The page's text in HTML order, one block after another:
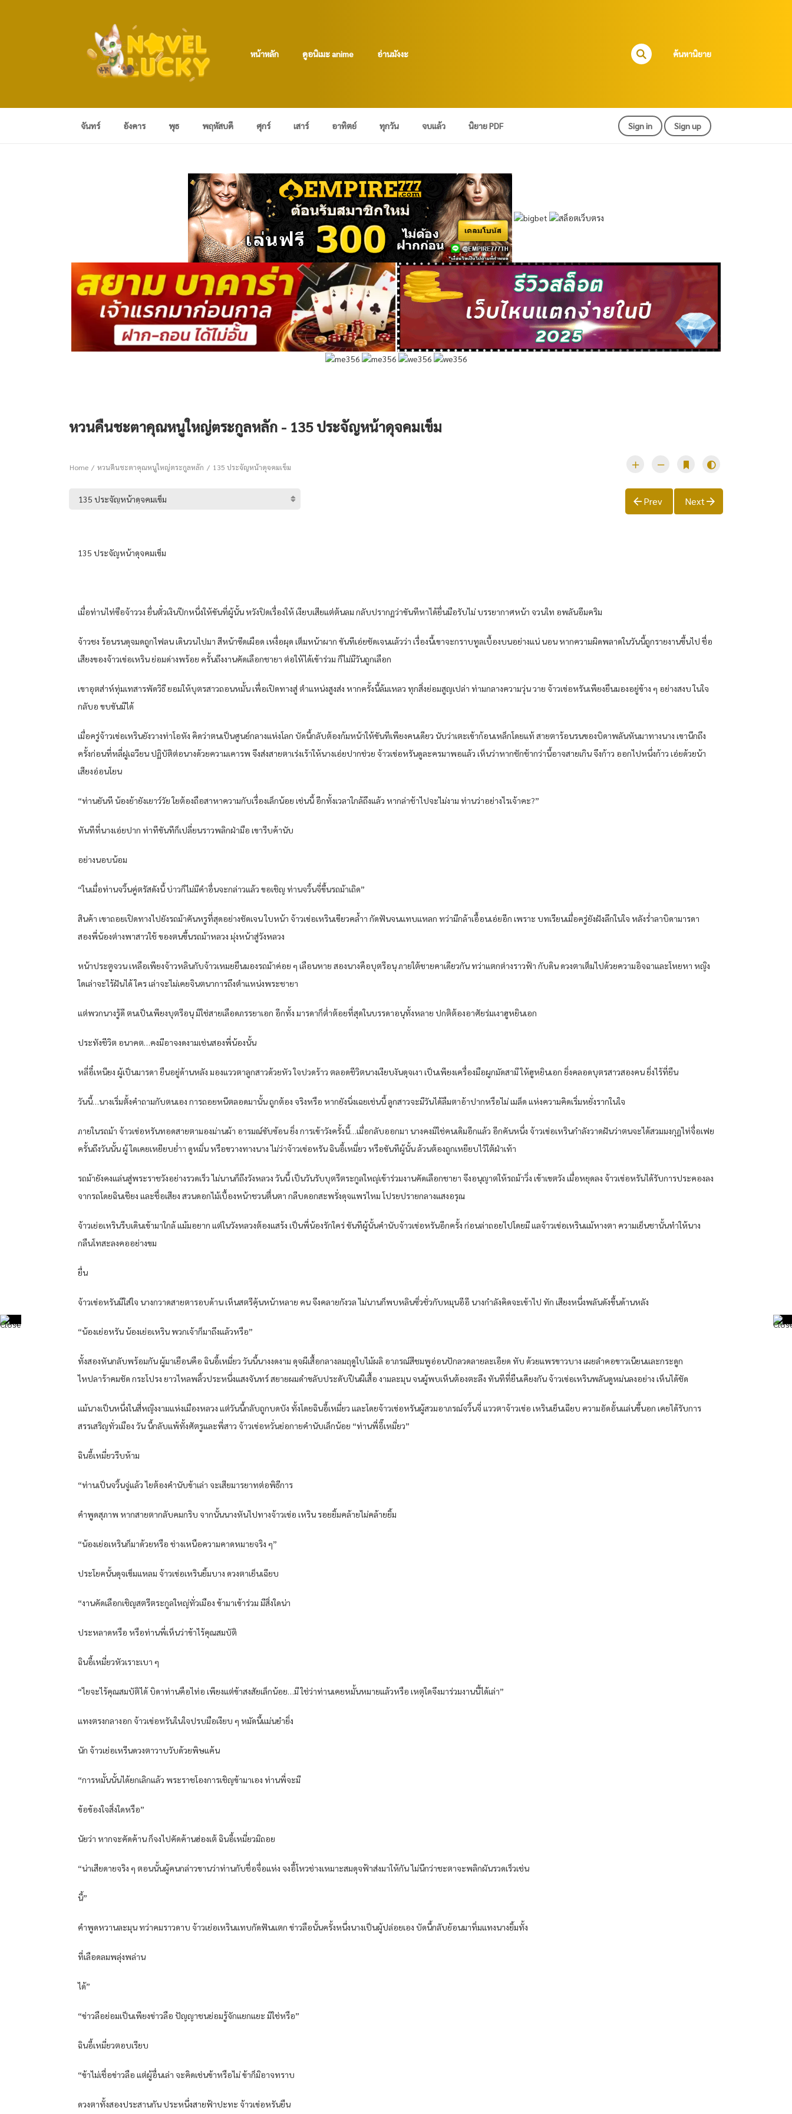
หน้าหลัก ดูอนิเมะ anime อ่านมังงะ ค้นหานิยาย
จันทร์ อังคาร พุธ พฤหัสบดี ศุกร์ เสาร์ อาทิตย์ ทุกวัน จบแล้ว นิยาย PDF Sign in Sign up
หวนคืนชะตาคุณหนูใหญ่ตระกูลหลัก - 135 ประจัญหน้าดุจคมเข็ม
Home หวนคืนชะตาคุณหนูใหญ่ตระกูลหลัก 135 ประจัญหน้าดุจคมเข็ม
Prev Next
135 ประจัญหน้าดุจคมเข็ม
เมื่อท่านไท่ซือจ้าววง ยื่นตั๋วเงินปีกหนึ่งให้ขันที่ผู้นั้น หวังปิดเรื่องให้ เงียบเสียแต่ต้นลม กลับปรากฏว่าขันทีหาได้ยื่นมือรับไม่ บรรยากาศหน้า จวนใท อพลันอึมคริม
จ้าวชง ร้อนรนดุจมดถูกไฟลน เดินวนไปมา สีหน้าซีดเผือด เหงื่อผุด เต็มหน้าผาก ขันทีเอ่ยชัดเจนแล้วว่า เรื่องนี้เขาจะกราบทูลเบื้องบนอย่างแน่ นอน หากความผิดพลาดในวันนี้ถูกรายงานขึ้นไป ชื่อ
เสียงของจ้าวเข่อเหริน ย่อมด่างพร้อย ครั้นถึงงานคัดเลือกชายา ต่อให้ได้เข้าร่วม ก็ไม่มีวันถูกเลือก
เขาอุตส่าห์ทุ่มเทสารพัดวิธี ยอมให้บุตรสาวถอนหมั้น เพื่อเปิดทางสู่ ตําแหน่งสูงส่ง หากครั้งนี้ล้มเหลว ทุกสิ่งย่อมสูญเปล่า ท่ามกลางความวุ่น วาย จ้าวเข่อหรันเพียงยืนมองอยู่ข้าง ๆ อย่างสงบ ในใจ
กลับอ ขบขันมิได้
เมื่อครู่จ้าวเข่อเหรินยังวางท่าโอหัง คิดว่าตนเป็นศูนย์กลางแห่งโลก บัดนี้กลับต้องก้มหน้าให้ขันทีเพียงคนเดียว นับว่าเตะเข้าก้อนเหล็กโดยแท้ สายตาร้อนรนของบิดาพลันหันมาทางนาง เขานึกถึง
ครั้งก่อนที่หลี่ฝูเฉวียน ปฏิบัติต่อนางด้วยความเคารพ จึงส่งสายตาเร่งเร้าให้นางเอ่ยปากช่วย จ้าวเข่อหรันดูละครมาพอแล้ว เห็นว่าหากชักช้ากว่านี้อาจสายเกิน จึงก้าว ออกไปหนึ่งก้าว เอ่ยด้วยน้า
เสียงอ่อนโยน
“ท่านยันหี น้องย้ายังเยาว์วัย ใยต้องถือสาหาความกับเรื่องเล็กน้อย เช่นนี้ อีกทั้งเวลาใกล้ถึงแล้ว หากล่าช้าไปจะไม่งาม ท่านว่าอย่างไรเจ้าคะ?”
ทันทีที่นางเอ่ยปาก ท่าทีขันทีก็เปลี่ยนราวพลิกฝ่ามือ เขารีบค้านับ
อย่างนอบน้อม
“ในเมื่อท่านจวิ้นคู่ตรัสดังนี้ บ่าวก็ไม่มีคําอื่นจะกล่าวแล้ว ขอเชิญ ท่านจวิ้นจี่ขึ้นรถม้าเถิด”
สินค้า เขาถอยเปิดทางไปยังรถม้าคันหรูที่สุดอย่างชัดเจน ใบหน้า จ้าวเข่อเหรินเขียวคล้ําา กัดฟันจนแทบแหลก ทว่ามีกล้าเอื้อนเอ่ยอีก เพราะ บทเรียนเมื่อครู่ยังฝังลึกในใจ หลังร่ําลาบิดามารดา
สองพี่น้องต่างพาสาวใช้ ของตนขึ้นรถม้าหลวง มุ่งหน้าสู่วังหลวง
หน้าประตูจวน เหลือเพียงจ้าวหลินกับจ้าวเหมยยืนมองรถม้าค่อย ๆ เลือนหาย สองนางคือบุตรีอนุ ภายใต้ชายคาเดียวกัน ทว่าแตกต่างราวฟ้า กับดิน ดวงตาเต็มไปด้วยความอิจฉาและโหยหา หญิง
ใดเล่าจะไร้ฝันได้ ใคร เล่าจะไม่เคยจินตนาการถึงตําแหน่งพระชายา
แต่พวกนางรู้ดี ตนเป็นเพียงบุตรีอนุ มิใช่สายเลือดภรรยาเอก อีกทั้ง มารดาก็ต่ําต้อยที่สุดในบรรดาอนุทั้งหลาย ปกติต้องอาศัยร่มเงาฮูหยินเอก
ประทังชีวิต อนาคต…คงมีอาจงดงามเช่นสองพี่น้องนั้น
หลี่อี๋เหนียง ผู้เป็นมารดา ยืนอยู่ด้านหลัง มองแววตาลูกสาวด้วยหัว ใจปวดร้าว ตลอดชีวิตนางเงียบงันดุจเงา เป็นเพียงเครื่องมือผูกมัดสามี ให้ฮูหยินเอก ยิ่งคลอดบุตรสาวสองคน ยิ่งไร้ที่ยืน
วันนี้…นางเริ่มตั้งคําถามกับตนเอง การถอยหนีตลอดมานั้น ถูกต้อง จริงหรือ หากยังนิ่งเฉยเช่นนี้ ลูกสาวจะมีวันได้ลืมตาอ้าปากหรือไม่ เมล็ด แห่งความคิดเริ่มหยั่งรากในใจ
ภายในรถม้า จ้าวเข่อหรันทอดสายตามองม่านผ้า อารมณ์ซับซ้อน ยิ่ง การเข้าวังครั้งนี้…เมื่อกลับออกมา นางคงมิใช่คนเดิมอีกแล้ว อีกคันหนึ่ง จ้าวเข่อเหรินกําลังวาดฝันว่าตนจะได้สวมมงกุฎไท่จื่อเฟย
ครั้นถึงวันนั้น ผู้ ใดเคยเหยียบย่ําา ดูหมิ่น หรือขวางทางนาง ไม่ว่าจ้าวเข่อหรัน ฉินอี้เหมี่ยว หรือขันทีผู้นั้น ล้วนต้องถูกเหยียบไว้ใต้ฝ่าเท้า
รถม้ายังคงแล่นสู่พระราชวังอย่างรวดเร็ว ไม่นานก็ถึงวังหลวง วันนี้ เป็นวันรับบุตรีตระกูลใหญ่เข้าร่วมงานคัดเลือกชายา จึงอนุญาตให้รถม้าวิ่ง เข้าเขตวัง เมื่อหยุดลง จ้าวเข่อหรันได้รับการประคองลง
จากรถโดยฉินเชียง และชื่อเสียง สวนดอกไม้เบื้องหน้าชวนตื่นตา กลีบดอกสะพรั่งดุจแพรไหม โปรยปรายกลางแสงอรุณ
จ้าวเย่อเหรินรีบเดินเข้ามาใกล้ แม้มอยาก แต่ในวังหลวงต้องแสร้ง เป็นพี่น้องรักใคร่ ขันทีผู้นั้นคํานับจ้าวเข่อหรันอีกครั้ง ก่อนล่าถอยไปโดยมี แลจ้าวเข่อเหรินแม้หางตา ความเย็นชานั้นทําให้นาง
กลืนโทสะลงคออย่างขม
ยื่น
จ้าวเข่อหรันมีใส่ใจ นางกวาดสายตารอบด้าน เห็นสตรีคุ้นหน้าหลาย คน จึงคลายกังวล ไม่นานก็พบหลินซิ่วชั่วกับหมุนอีอี นางกําลังคิดจะเข้าไป ทัก เสียงหนึ่งพลันดังขึ้นด้านหลัง
“น้องเย่อหรัน น้องเย่อเหริน พวกเจ้าก็มาถึงแล้วหรือ”
ทั้งสองหันกลับพร้อมกัน ผู้มาเยือนคือ ฉินอี้เหมี่ยว วันนี้นางงดงาม ดุจผีเสื้อกลางลมฤดูใบไม้ผลิ อาภรณ์สีชมพูอ่อนปักลวดลายละเอียด ทับ ด้วยแพรขาวบาง เผยลําคอขาวเนียนและกระดูก
ไหปลาร้าคมชัด กระโปรง ยาวไหลพลิ้วประหนึ่งแสงจันทร์ สยายผมดําขลับประดับปีนผีเสื้อ งามละมุน จนผู้พบเห็นต้องตะลึง ทันทีที่ยืนเคียงกัน จ้าวเข่อเหรินพลันดูหม่นลงอย่าง เห็นได้ชัด
แม้นางเป็นหนึ่งในสี่หญิงงามแห่งเมืองหลวง แต่วันนี้กลับถูกบดบัง ทั้งโดยฉินอี้เหมี่ยว และโดยจ้าวเข่อหรันผู้สวมอาภรณ์จวิ้นจี่ แววตาจ้าวเข่อ เหรินเย็นเฉียบ ความอัดอั้นแล่นขึ้นอก เคยได้รับการ
สรรเสริญทั่วเมือง วัน นี้กลับแพ้ทั้งศัตรูและพี่สาว จ้าวเข่อหวั่นย่อกายคํานับเล็กน้อย “ท่านพี่อี๊เหมี่ยว”
ฉินอี้เหมี่ยวรีบห้าม
“ท่านเป็นจวิ้นจู่แล้ว ไยต้องคํานับข้าเล่า จะเสียมารยาทต่อพิธีการ
คําพูดสุภาพ หากสายตากลับคมกริบ จากนั้นนางหันไปทางจ้าวเข่อ เหริน รอยยิ้มคล้ายไม่คล้ายยิ้ม
“น้องเย่อเหรินก็มาด้วยหรือ ช่างเหนือความคาดหมายจริง ๆ”
ประโยคนั้นดุจเข็มแหลม จ้าวเข่อเหรินยิ้มบาง ดวงตาเย็นเฉียบ
“งานคัดเลือกเชิญสตรีตระกูลใหญ่ทั่วเมือง ข้ามาเข้าร่วม มีสิ่งใดน่า
ประหลาดหรือ หรือท่านพี่เห็นว่าข้าไร้คุณสมบัติ
ฉินอี้เหมี่ยวหัวเราะเบา ๆ
“ไยจะไร้คุณสมบัติได้ บิดาท่านคือไท่อ เพียงแต่ข้าสงสัยเล็กน้อย…มี ใช่ว่าท่านเคยหมั้นหมายแล้วหรือ เหตุใดจึงมาร่วมงานนี้ได้เล่า”
แทงตรงกลางอก จ้าวเข่อหรันในใจปรบมือเงียบ ๆ หมัดนี้แม่นยํายิ่ง
นัก จ้าวเย่อเหรีนดวงตาวาบวับด้วยพิษแค้น
“การหมั้นนั้นได้ยกเลิกแล้ว พระราชโองการเชิญข้ามาเอง ท่านพี่จะมี
ข้อข้องใจสิ่งใดหรือ”
นัยว่า หากจะคัดค้าน ก็จงไปคัดค้านฮ่องเต้ ฉินอี้เหมี่ยวมิถอย
“น่าเสียดายจริง ๆ ตอนนั้นผู้คนกล่าวขานว่าท่านกับชื่อจื่อแห่ง จงอี้โหวช่างเหมาะสมดุจฟ้าส่งมาให้กัน ไม่นึกว่าชะตาจะพลิกผันรวดเร็วเช่น
นี้”
คําพูดหวานละมุน ทว่าคมราวดาบ จ้าวเย่อเหรินแทบกัดฟันแตก ข่าวลือนั้นครั้งหนึ่งนางเป็นผู้ปล่อยเอง บัดนี้กลับย้อนมาทิ่มแทงนางยิ้มทั้ง
ที่เลือดลมพลุ่งพล่าน
ได้”
“ข่าวลือย่อมเป็นเพียงข่าวลือ ปัญญาชนย่อมรู้จักแยกแยะ มิใช่หรือ”
ฉินอี้เหมี่ยวตอบเรียบ
“ข้าไม่เชื่อข่าวลือ แต่ผู้อื่นเล่า จะคิดเช่นข้าหรือไม่ ข้าก็มิอาจทราบ
ดวงตาทั้งสองประสานกัน ประหนึ่งสายฟ้าปะทะ จ้าวเข่อหรันยืน